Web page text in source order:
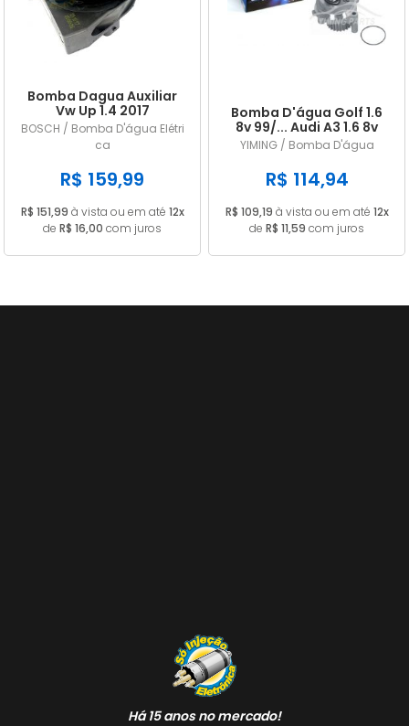
A - Z
Bomba Dagua Auxiliar
Vw Up 1.4 2017
5q0965567
BOSCH / Bomba D'água Elétri
ca
R$ 159,99
R$ 151,99 à vista ou em até 12x
de R$ 16,00 com juros
Bomba D'água Golf 1.6
8v 99/... Audi A3 1.6 8v
99/...
YIMING / Bomba D'água
R$ 114,94
R$ 109,19 à vista ou em até 12x
de R$ 11,59 com juros
Há 15 anos no mercado!